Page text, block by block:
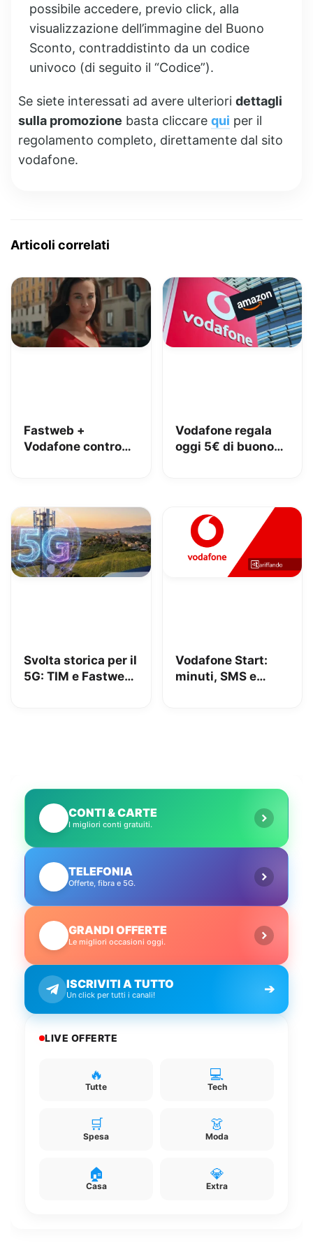
possibile accedere, previo click, alla
visualizzazione dell’immagine del Buono
Sconto, contraddistinto da un codice
univoco (di seguito il “Codice”).
Se siete interessati ad avere ulteriori dettagli
sulla promozione basta cliccare qui per il
regolamento completo, direttamente dal sito
vodafone.
Articoli correlati
Fastweb +
Vodafone contro
Vodafone regala
oggi 5€ di buono
Svolta storica per il
5G: TIM e Fastweb
Vodafone Start:
minuti, SMS e
CONTI & CARTE
I migliori conti gratuiti.
TELEFONIA
Offerte, fibra e 5G.
GRANDI OFFERTE
Le migliori occasioni oggi.
ISCRIVITI A TUTTO
Un click per tutti i canali! ➔
LIVE OFFERTE
🔥
Tutte
💻
Tech
🛒
Spesa
👗
Moda
🏠
Casa
💎
Extra